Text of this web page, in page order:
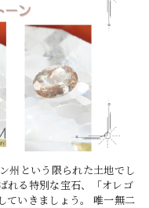
州という限られた土地でし
れる特別な宝石、「オレゴ
ていきましょう。 唯一無二